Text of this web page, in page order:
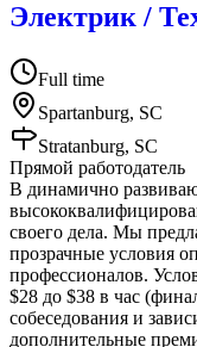
Электрик /
Full time
Spartanburg, SC
Stratanburg, SC
Прямой работодатель
В динамично
своего дела. Мы
прозрачные условия
профессионалов.
$28 до $38 в час
собеседования и
дополнительные